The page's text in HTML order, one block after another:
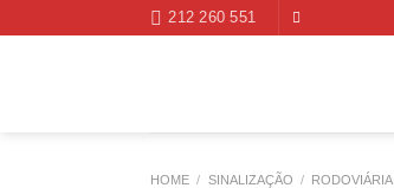
212 260 551
HOME / SINALIZAÇÃO / RODOVIÁRIA